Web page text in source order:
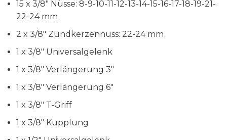
15 x 3/8″ Nüsse: 8-9-10-11-12-13-14-15-16-17-18-19-21-
22-24 mm
2 x 3/8″ Zündkerzennuss: 22-24 mm
1 x 3/8″ Universalgelenk
1 x 3/8″ Verlängerung 3″
1 x 3/8″ Verlängerung 6″
1 x 3/8″ T-Griff
1 x 3/8″ Kupplung